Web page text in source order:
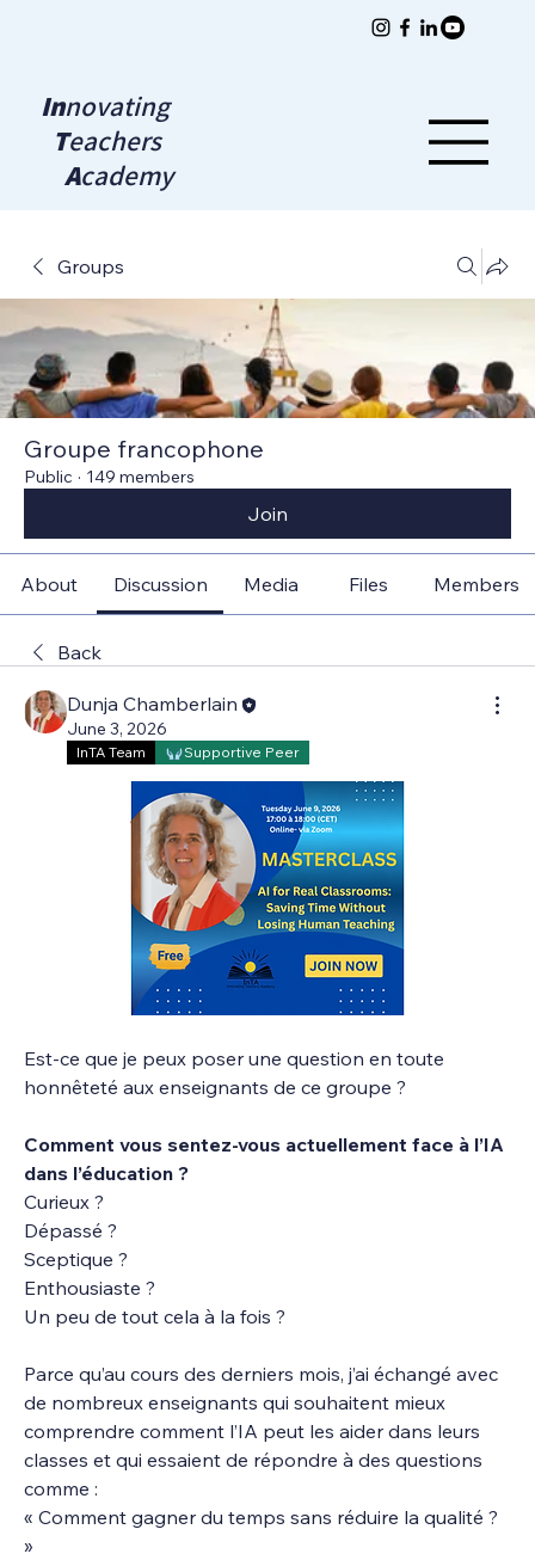
Innovating
Teachers
Academy
Groups
Groupe francophone
Public · 149 members
Join
About Discussion Media Files Members
Back
Dunja Chamberlain
June 3, 2026
InTA Team Supportive Peer
Est-ce que je peux poser une question en toute
honnêteté aux enseignants de ce groupe ?
Comment vous sentez-vous actuellement face à l’IA
dans l’éducation ?
Curieux ?
Dépassé ?
Sceptique ?
Enthousiaste ?
Un peu de tout cela à la fois ?
Parce qu’au cours des derniers mois, j’ai échangé avec
de nombreux enseignants qui souhaitent mieux
comprendre comment l’IA peut les aider dans leurs
classes et qui essaient de répondre à des questions
comme :
« Comment gagner du temps sans réduire la qualité ?
»